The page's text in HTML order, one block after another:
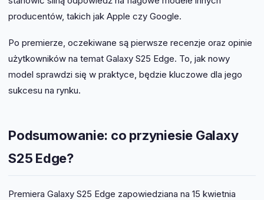
producentów, takich jak Apple czy Google.
Po premierze, oczekiwane są pierwsze recenzje oraz opinie
użytkowników na temat Galaxy S25 Edge. To, jak nowy
model sprawdzi się w praktyce, będzie kluczowe dla jego
sukcesu na rynku.
Podsumowanie: co przyniesie Galaxy
S25 Edge?
Premiera Galaxy S25 Edge zapowiedziana na 15 kwietnia